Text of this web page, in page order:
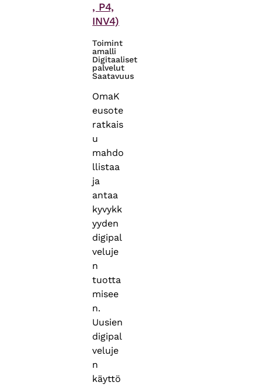
, P4,
INV4)
Toimint
amalli
Digitaaliset
palvelut
Saatavuus
OmaK
eusote
ratkais
u
mahdo
llistaa
ja
antaa
kyvykk
yyden
digipal
veluje
n
tuotta
misee
n.
Uusien
digipal
veluje
n
käyttö